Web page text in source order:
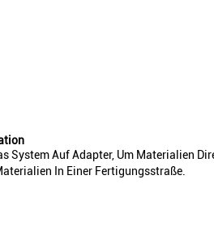
System Auf Adapter, Um Materialien
In Einer Fertigungsstraße.